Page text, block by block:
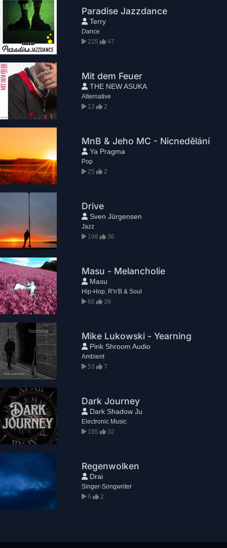
Paradise Jazzdance
Terry
Dance
225
47
Mit dem Feuer
THE NEW ASUKA
Alternative
13
2
MnB & Jeho MC - Nicnedělání
Ya Pragma
Pop
25
2
Drive
Sven Jürgensen
Jazz
198
36
Masu - Melancholie
Masu
Hip-Hop, R'n'B & Soul
66
39
Mike Lukowski - Yearning
Pink Shroom Audio
Ambient
53
7
Dark Journey
Dark Shadow Ju
Electronic Music
195
32
Regenwolken
Drai
Singer-Songwriter
6
2